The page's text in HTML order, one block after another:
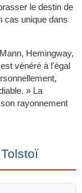
le destin de
cas unique dans
Hemingway,
vénéré à l'égal
» La
rayonnement